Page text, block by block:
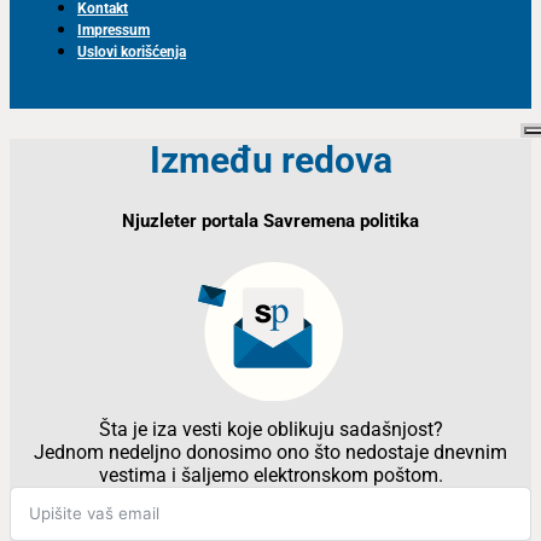
Kontakt
Impressum
Uslovi korišćenja
Između redova
Njuzleter portala Savremena politika
Šta je iza vesti koje oblikuju sadašnjost?
Jednom nedeljno donosimo ono što nedostaje dnevnim
vestima i šaljemo elektronskom poštom.